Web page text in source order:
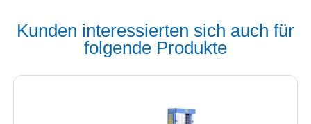
Kunden interessierten sich auch für
folgende Produkte